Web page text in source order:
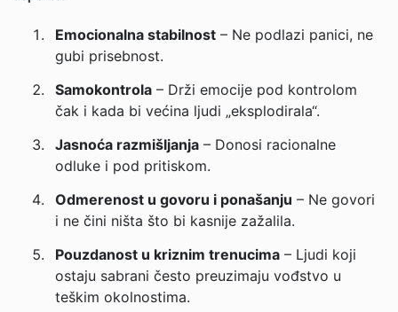
Emocionalna stabilnost – Ne podlazi panici, ne
gubi prisebnost.
Samokontrola – Drži emocije pod kontrolom
čak i kada bi većina ljudi „eksplodirala“.
Jasnoća razmišljanja – Donosi racionalne
odluke i pod pritiskom.
Odmerenost u govoru i ponašanju – Ne govori
i ne čini ništa što bi kasnije zažalila.
Pouzdanost u kriznim trenucima – Ljudi koji
ostaju sabrani često preuzimaju vođstvo u
teškim okolnostima.